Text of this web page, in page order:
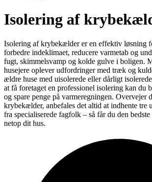
Isolering af
Isolering af krybekælder er en effektiv løsning
forbedre indeklimaet, reducere varmetab og
fugt, skimmelsvamp og kolde gulve i boligen.
husejere oplever udfordringer med træk og
ældre huse med uisolerede eller dårligt
at få foretaget en professionel isolering kan du
og spare penge på varmeregningen. Overvejer
krybekælder, anbefales det altid at indhente tre
fra specialiserede fagfolk – så får du den
netop dit hus.